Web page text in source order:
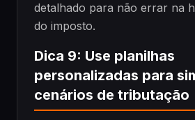
detalhado para não errar na
do imposto.
Dica 9: Use planilhas
personalizadas para
cenários de tributação